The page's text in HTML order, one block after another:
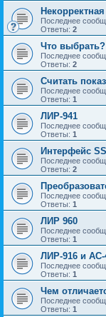
Последнее
Ответы: 2
Что выбрать?
Последнее
Ответы: 2
Считать
Последнее
Ответы: 1
ЛИР-941
Последнее
Ответы: 1
Интерфейс
Последнее
Ответы: 2
Последнее
Ответы: 1
ЛИР 960
Последнее
Ответы: 1
ЛИР-916 и
Последнее
Ответы: 1
Чем
Последнее
Ответы: 1